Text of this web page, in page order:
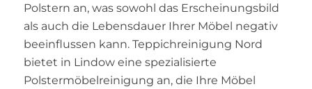
Polstern an, was sowohl das Erscheinungsbild
als auch die Lebensdauer Ihrer Möbel negativ
beeinflussen kann. Teppichreinigung Nord
bietet in Lindow eine spezialisierte
Polstermöbelreinigung an, die Ihre Möbel